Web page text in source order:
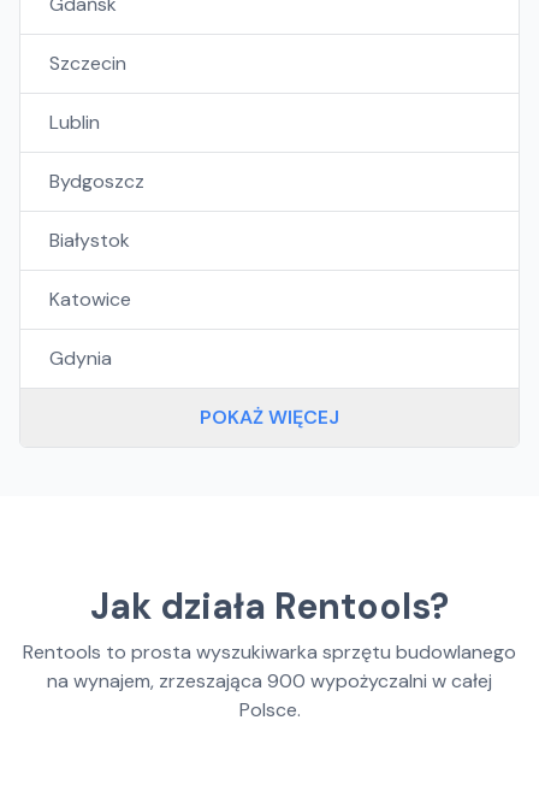
Szczecin
Lublin
Bydgoszcz
Białystok
Katowice
Gdynia
POKAŻ WIĘCEJ
Jak działa Rentools?
Rentools to prosta wyszukiwarka sprzętu budowlanego
na wynajem, zrzeszająca 900 wypożyczalni w całej
Polsce.